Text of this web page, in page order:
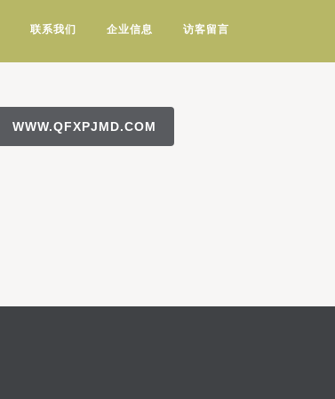
联系我们 企业信息 访客留言
WWW.QFXPJMD.COM